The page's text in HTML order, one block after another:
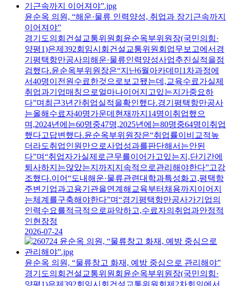
윤순옥 의원, “해운·물류 인력양성, 취업과 장기근속까지
이어져야”
경기도의회건설교통위원회윤순옥부위원장(국민의힘·
양평1)은제392회임시회건설교통위원회업무보고에서경
기평택항만공사의해운·물류인력양성사업추진실적을점
검했다.윤순옥부위원장은“지난6월아카데미1차과정에
서40명이전원수료한것으로보고됐는데,교육수료가실제
취업과기업매칭으로얼마나이어지고있는지가중요하
다”며최근3년간취업실적을확인했다.경기평택항만공사
는올해수료자40명가운데현재까지14명이취업했으
며,2024년에는60명중47명,2025년에는80명중64명이취업
했다고답변했다.윤순옥부위원장은“취업률이비교적높
더라도취업인원만으로사업성과를판단해서는안된
다”며“취업자가실제로근무를이어가고있는지,단기간에
퇴사하지는않았는지까지지속적으로관리해야한다”고강
조했다.이어“도내해운·물류관련대학과특성화고,평택항
주변기업과고용기관을연계해교육부터채용까지이어지
는체계를구축해야한다”며“경기평택항만공사가기업의
인력수요를적극적으로파악하고,수료자의취업과안정적
인현장정
2026-07-24
윤순옥 의원, “물류창고 화재, 예방 중심으로 관리해야”
경기도의회건설교통위원회윤순옥부위원장(국민의힘·